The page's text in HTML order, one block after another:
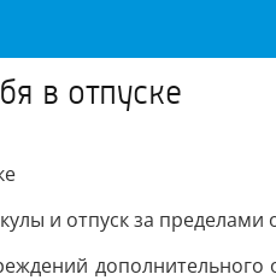
в отпуске
и отпуск за пределами